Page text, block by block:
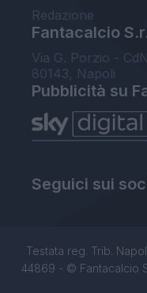
Redazione
Fantacalcio
Via G. Porzio -
80143, Napoli
Pubblicità su
Seguici sui
Testata reg. Trib.
44869 - © Fantacalcio